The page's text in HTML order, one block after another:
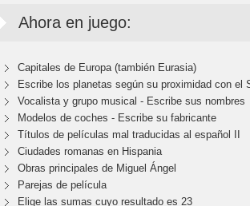
Ahora en juego:
Capitales de Europa (también Eurasia)
Escribe los planetas según su proximidad con el
Vocalista y grupo musical - Escribe sus nombres
Modelos de coches - Escribe su fabricante
Títulos de películas mal traducidas al español II
Ciudades romanas en Hispania
Obras principales de Miguel Ángel
Parejas de película
Elige las sumas cuyo resultado es 23